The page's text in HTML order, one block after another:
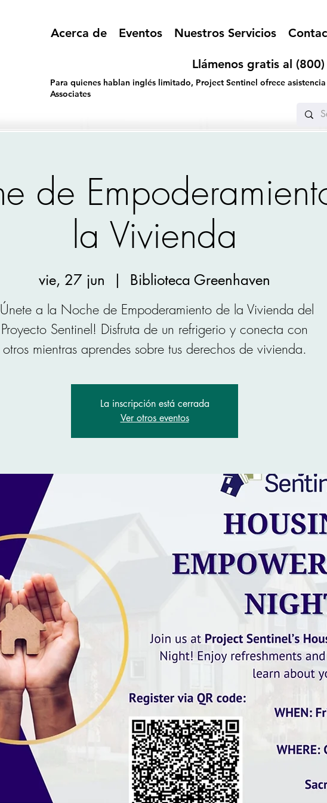
Acerca de Eventos Nuestros Servicios
Llámenos gratis al
Para quienes hablan inglés limitado, Project Sentinel ofrece
Associates
de
la Vivienda
vie, 27 jun
  |
Biblioteca Greenhaven
a la Noche de Empoderamiento de la Vivienda del
Proyecto Sentinel! Disfruta de un refrigerio y conecta con
otros mientras aprendes sobre tus derechos de vivienda.
La inscripción está cerrada
Ver otros eventos